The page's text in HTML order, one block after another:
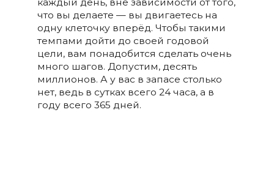
что вы делаете — вы двигаетесь на
одну клеточку вперёд. Чтобы такими
темпами дойти до своей годовой
цели, вам понадобится сделать очень
много шагов. Допустим, десять
миллионов. А у вас в запасе столько
нет, ведь в сутках всего 24 часа, а в
году всего 365 дней.